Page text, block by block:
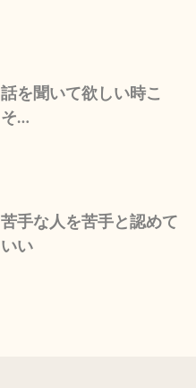
話を聞いて欲しい時こ
そ…
苦手な人を苦手と認めて
いい